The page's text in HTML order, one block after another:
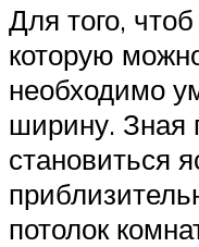
Для того,
которую
необходимо
ширину. Зная
становиться
потолок